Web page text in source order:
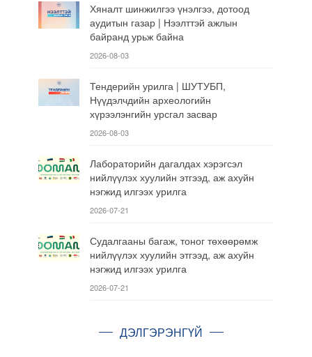
Хяналт шинжилгээ үнэлгээ, дотоод
аудитын газар | Нээлттэй ажлын
байранд урьж байна
2026-08-03
Тендерийн урилга | ШУТУБП,
Нүүдэлчдийн археологийн
хүрээлэнгийн урсгал засвар
2026-08-03
Лабораторийн дагалдах хэрэгсэл
нийлүүлэх хуулийн этгээд, аж ахуйн
нэгжид илгээх урилга
2026-07-21
Судалгааны багаж, тоног төхөөрөмж
нийлүүлэх хуулийн этгээд, аж ахуйн
нэгжид илгээх урилга
2026-07-21
ДЭЛГЭРЭНГҮЙ